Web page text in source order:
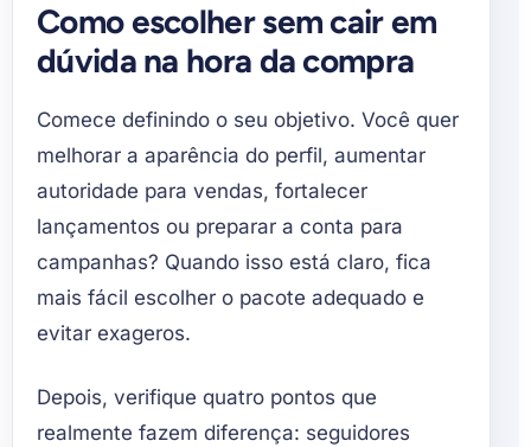
Como escolher sem cair em
dúvida na hora da compra
Comece definindo o seu objetivo. Você quer
melhorar a aparência do perfil, aumentar
autoridade para vendas, fortalecer
lançamentos ou preparar a conta para
campanhas? Quando isso está claro, fica
mais fácil escolher o pacote adequado e
evitar exageros.
Depois, verifique quatro pontos que
realmente fazem diferença: seguidores